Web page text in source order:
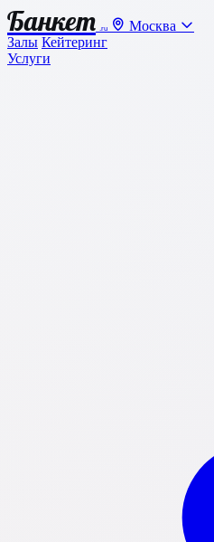
Банкет .ru
Москва
Залы Кейтеринг
Услуги